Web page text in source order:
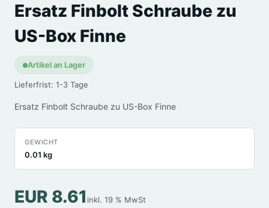
Ersatz Finbolt Schraube zu
US-Box Finne
Artikel an Lager
Lieferfrist: 1-3 Tage
Ersatz Finbolt Schraube zu US-Box Finne
GEWICHT
0.01 kg
EUR 8.61 inkl. 19 % MwSt